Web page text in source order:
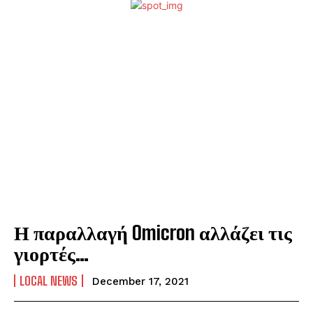
Η παραλλαγή Omicron αλλάζει τις
γιορτές…
LOCAL NEWS December 17, 2021